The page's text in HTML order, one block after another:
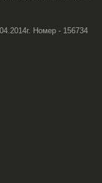
Номер - 156734